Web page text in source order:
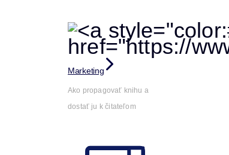
Marketing
Ako propagovať knihu a
dostať ju k čitateľom